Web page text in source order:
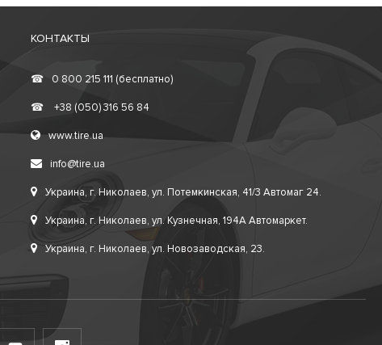
КОНТАКТЫ
☎ 0 800 215 111 (бесплатно)
☎ +38 (050) 316 56 84
www.tire.ua
info@tire.ua
Украина, г. Николаев, ул. Потемкинская, 41/3 Автомаг 24.
Украина, г. Николаев, ул. Кузнечная, 194А Автомаркет.
Украина, г. Николаев, ул. Новозаводская, 23.